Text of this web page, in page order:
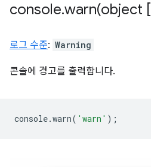
console.warn(object [
로그 수준: Warning
콘솔에 경고를 출력합니다.
console.warn( 'warn' );